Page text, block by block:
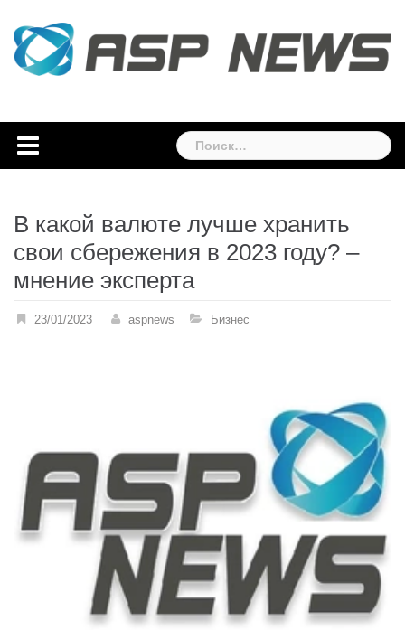
content
Найти:
В какой валюте лучше хранить
свои сбережения в 2023 году? –
мнение эксперта
23/01/2023 aspnews Бизнес